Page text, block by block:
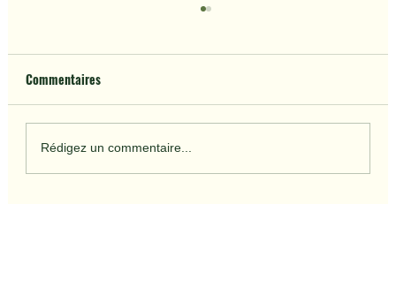
Commentaires
Rédigez un commentaire...